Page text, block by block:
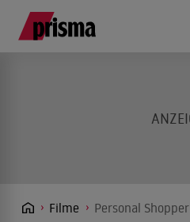
Filme Personal Shopper